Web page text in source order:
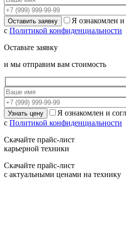
Я ознакомлен и
с Политикой конфиденциальности
Оставьте заявку
и мы отправим вам стоимость
Я ознакомлен и
с Политикой конфиденциальности
Скачайте прайс-лист
карьерной техники
Скачайте прайс-лист
с актуальными ценами на технику